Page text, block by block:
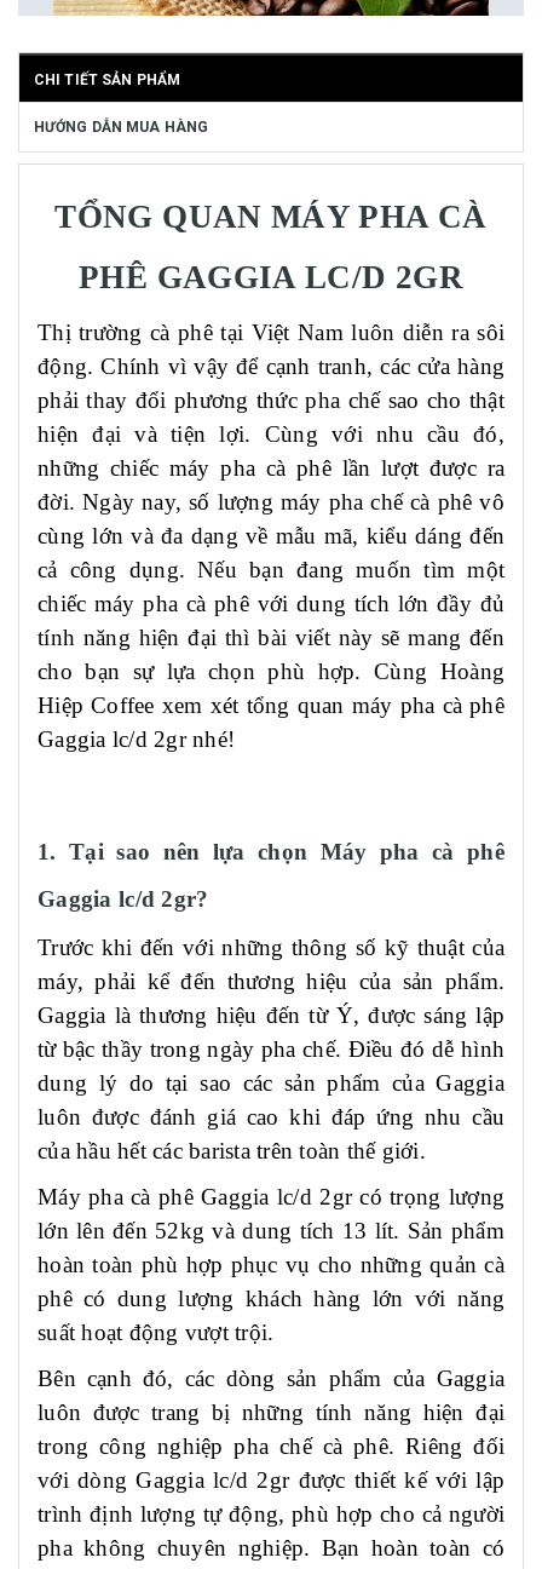
CHI TIẾT SẢN PHẨM
HƯỚNG DẪN MUA HÀNG
TỔNG QUAN MÁY PHA CÀ
PHÊ GAGGIALC/D 2GR
Thị trường cà phê tại Việt Nam luôn diễn ra sôi
động. Chính vì vậy để cạnh tranh, các cửa hàng
phải thay đổi phương thức pha chế sao cho thật
hiện đại và tiện lợi. Cùng với nhu cầu đó,
những chiếc máy pha cà phê lần lượt được ra
đời. Ngày nay, số lượng máy pha chế cà phê vô
cùng lớn và đa dạng về mẫu mã, kiểu dáng đến
cả công dụng. Nếu bạn đang muốn tìm một
chiếc máy pha cà phê với dung tích lớn đầy đủ
tính năng hiện đại thì bài viết này sẽ mang đến
cho bạn sự lựa chọn phù hợp. Cùng Hoàng
Hiệp Coffee xem xét tổng quan máy pha cà phê
Gaggia lc/d 2gr nhé!
1. Tại sao nên lựa chọn Máy pha cà phê
Gaggia lc/d 2gr?
Trước khi đến với những thông số kỹ thuật của
máy, phải kể đến thương hiệu của sản phẩm.
Gaggia là thương hiệu đến từ Ý, được sáng lập
từ bậc thầy trong ngày pha chế. Điều đó dễ hình
dung lý do tại sao các sản phẩm của Gaggia
luôn được đánh giá cao khi đáp ứng nhu cầu
của hầu hết các barista trên toàn thế giới.
Máy pha cà phê Gaggia lc/d 2gr có trọng lượng
lớn lên đến 52kg và dung tích 13 lít. Sản phẩm
hoàn toàn phù hợp phục vụ cho những quản cà
phê có dung lượng khách hàng lớn với năng
suất hoạt động vượt trội.
Bên cạnh đó, các dòng sản phẩm của Gaggia
luôn được trang bị những tính năng hiện đại
trong công nghiệp pha chế cà phê. Riêng đối
với dòng Gaggialc/d 2gr được thiết kế với lập
trình định lượng tự động, phù hợp cho cả người
pha không chuyên nghiệp. Bạn hoàn toàn có